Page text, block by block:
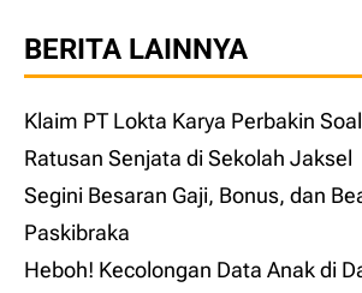
BERITA LAINNYA
Klaim PT Lokta Karya Perbakin
Ratusan Senjata di Sekolah Jaksel
Segini Besaran Gaji, Bonus, dan
Paskibraka
Heboh! Kecolongan Data Anak di